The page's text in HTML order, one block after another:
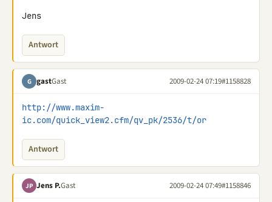
Jens
Antwort
G gastGast 2009-02-24 07:19#1158828
http://www.maxim-
ic.com/quick_view2.cfm/qv_pk/2536/t/or
Antwort
JP Jens P.Gast 2009-02-24 07:49#1158846